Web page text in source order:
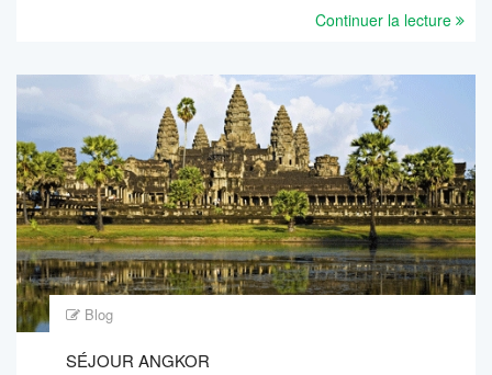
Continuer la lecture
Blog
SÉJOUR ANGKOR